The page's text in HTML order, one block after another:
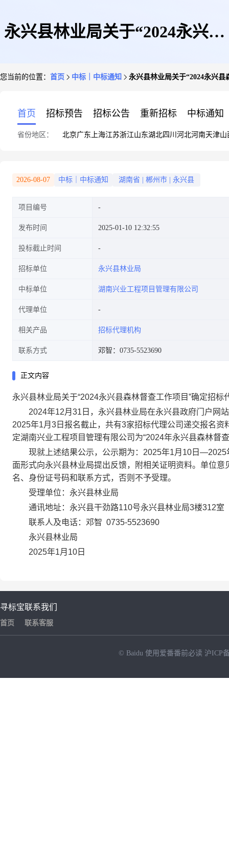
永兴县林业局关于“2024永兴县
您当前的位置： 首页 中标｜中标通知 永兴县林业局关于“2024永兴
首页 招标预告 招标公告 重新招标 中标通知
省份地区： 北京广东 上海江苏浙江山东湖北四川 河北河南天津山
2026-08-07 中标｜中标通知 湖南省 郴州市 永兴县
项目编号
发布时间 2025-01-10 12:32:55
投标截止时间
招标单位 永兴县林业局
中标单位 湖南兴业工程项目管理有限公司
代理单位
相关产品 招标代理机构
联系方式 邓智：0735-5523690
正文内容
永兴县林业局关于“2024永兴县森林督查工作项目”确定招标
2024年12月31日，永兴县林业局在永兴县政府门户网站
2025年1月3日报名截止，共有3家招标代理公司递交报名
定湖南兴业工程项目管理有限公司为“2024年永兴县森林督
现就上述结果公示，公示期为：2025年1月10日—2025
面形式向永兴县林业局提出反馈，附相关证明资料。单位
名、身份证号码和联系方式，否则不予受理。
受理单位：永兴县林业局
通讯地址：永兴县干劲路110号永兴县林业局3楼312室
联系人及电话：邓智 0735-5523690
永兴县林业局
2025年1月10日
寻标宝
首页
联系我们
联系客服
© Baidu 使用爱番番前必读 沪ICP